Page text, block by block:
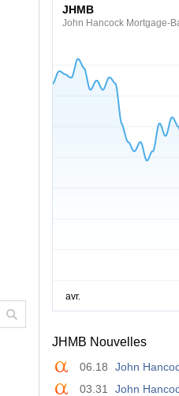
JHMB
John Hancock Mortgage-
JHMB Nouvelles
06.18
John
03.31
John